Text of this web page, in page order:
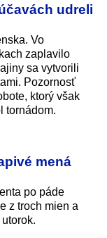
udreli
Vo
zaplavilo
sa vytvorili
Pozornosť
ktorý však
tornádom.
mená
po páde
z troch mien a